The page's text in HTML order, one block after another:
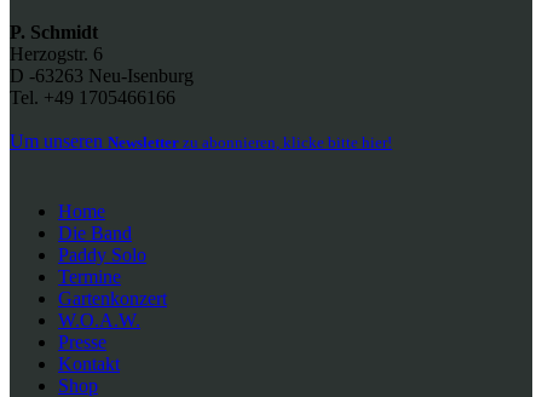
P. Schmidt
Herzogstr. 6
D -63263 Neu-Isenburg
Tel. +49 1705466166
Um unseren Newsletter zu abonnieren, klicke bitte hier!
Home
Die Band
Paddy Solo
Termine
Gartenkonzert
W.O.A.W.
Presse
Kontakt
Shop